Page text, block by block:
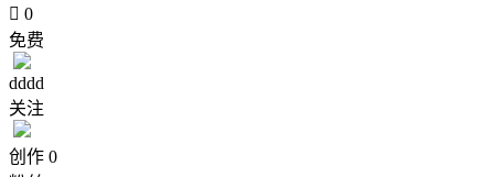
 0
免费
dddd
关注
创作 0